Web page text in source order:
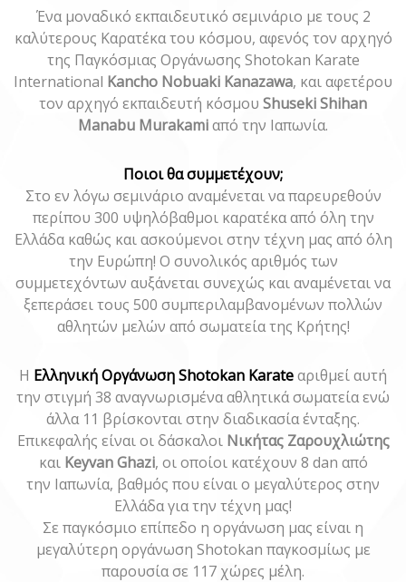
Ένα μοναδικό εκπαιδευτικό σεμινάριο με τους 2
καλύτερους Καρατέκα του κόσμου, αφενός τον αρχηγό
της Παγκόσμιας Οργάνωσης Shotokan Karate
International Kancho Nobuaki Kanazawa, και αφετέρου
τον αρχηγό εκπαιδευτή κόσμου Shuseki Shihan
Manabu Murakamiαπό την Ιαπωνία.
Ποιοι θα συμμετέχουν;
Στο εν λόγω σεμινάριο αναμένεται να παρευρεθούν
περίπου 300 υψηλόβαθμοι καρατέκα από όλη την
Ελλάδα καθώς και ασκούμενοι στην τέχνη μας από όλη
την Ευρώπη! Ο συνολικός αριθμός των
συμμετεχόντων αυξάνεται συνεχώς και αναμένεται να
ξεπεράσει τους 500 συμπεριλαμβανομένων πολλών
αθλητών μελών από σωματεία της Κρήτης!
Η Eλληνική Οργάνωση Shotokan Κarateαριθμεί αυτή
την στιγμή 38 αναγνωρισμένα αθλητικά σωματεία ενώ
άλλα 11 βρίσκονται στην διαδικασία ένταξης.
Επικεφαλής είναι οι δάσκαλοι Νικήτας Ζαρουχλιώτης
και Keyvan Ghazi, οι οποίοι κατέχουν 8 dan από
την Ιαπωνία, βαθμός που είναι ο μεγαλύτερος στην
Ελλάδα για την τέχνη μας!
Σε παγκόσμιο επίπεδο η οργάνωση μας είναι η
μεγαλύτερη οργάνωση Shotokan παγκοσμίως με
παρουσία σε 117 χώρες μέλη.